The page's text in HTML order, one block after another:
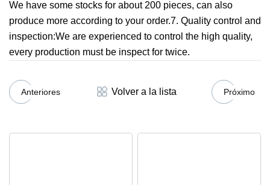
We have some stocks for about 200 pieces, can also
produce more according to your order.7. Quality control and
inspection:We are experienced to control the high quality,
every production must be inspect for twice.
Anteriores Volver a la lista Próximo